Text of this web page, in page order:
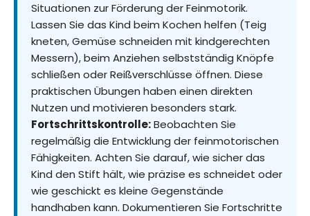
Situationen zur Förderung der Feinmotorik.
Lassen Sie das Kind beim Kochen helfen (Teig
kneten, Gemüse schneiden mit kindgerechten
Messern), beim Anziehen selbstständig Knöpfe
schließen oder Reißverschlüsse öffnen. Diese
praktischen Übungen haben einen direkten
Nutzen und motivieren besonders stark.
Fortschrittskontrolle:Beobachten Sie
regelmäßig die Entwicklung der feinmotorischen
Fähigkeiten. Achten Sie darauf, wie sicher das
Kind den Stift hält, wie präzise es schneidet oder
wie geschickt es kleine Gegenstände
handhaben kann. Dokumentieren Sie Fortschritte